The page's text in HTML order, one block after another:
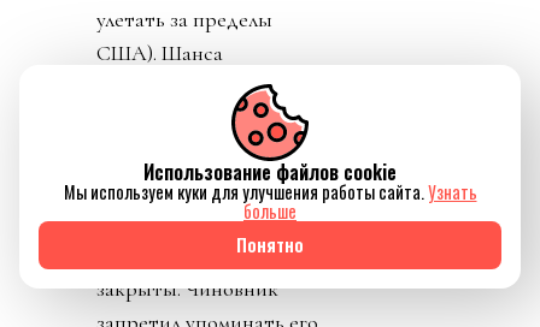
улетать за пределы
США). Шанса
подтвердить свои слова
тем самым миллионам и
миллиардам счастливых
людей лысый през не
дал: комменты, как
всегда, у него и у FIFA
закрыты. Чиновник
Использование файлов cookie
Мы используем куки для улучшения работы сайта.Узнать
больше
Понятно